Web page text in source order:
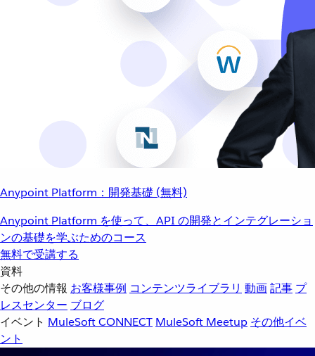
Anypoint Platform：開発基礎 (無料)
Anypoint Platform を使って、API の開発とインテグレーショ
ンの基礎を学ぶためのコース
無料で受講する
資料
その他の情報 お客様事例 コンテンツライブラリ 動画記事 プ
レスセンター ブログ
イベント MuleSoft CONNECT MuleSoft Meetup その他イベ
ント